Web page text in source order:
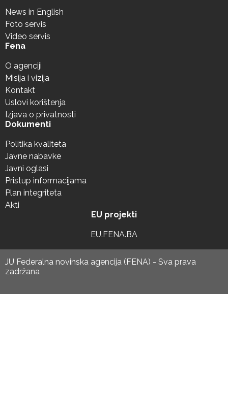
News in English
Foto servis
Video servis
Fena
O agenciji
Misija i vizija
Kontakt
Uslovi korištenja
Izjava o privatnosti
Dokumenti
Politika kvaliteta
Javne nabavke
Javni oglasi
Pristup informacijama
Plan integriteta
Akti
EU projekti
EU.FENA.BA
JU Federalna novinska agencija (FENA) - Sva prava
zadržana